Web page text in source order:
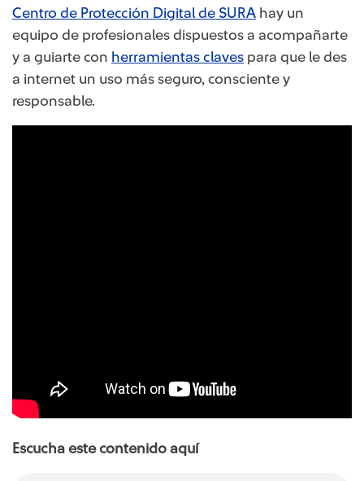
Centro de Protección Digital de SURA hay un
equipo de profesionales dispuestos a acompañarte
y a guiarte con herramientas claves para que le des
a internet un uso más seguro, consciente y
responsable.
Escucha este contenido aquí